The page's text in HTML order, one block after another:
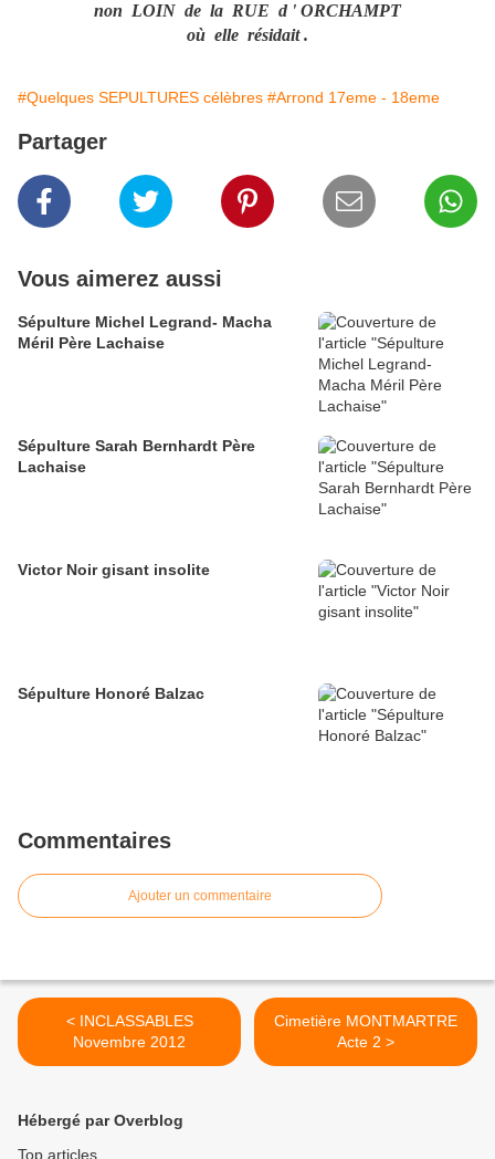
non LOIN de la RUE d ' ORCHAMPT
où elle résidait .
#Quelques SEPULTURES célèbres #Arrond 17eme - 18eme
Partager
Vous aimerez aussi
Sépulture Michel Legrand- Macha
Méril Père Lachaise
Sépulture Sarah Bernhardt Père
Lachaise
Victor Noir gisant insolite
Sépulture Honoré Balzac
Commentaires
Ajouter un commentaire
< INCLASSABLES
Novembre 2012
Cimetière MONTMARTRE
Acte 2 >
Hébergé par Overblog
Top articles